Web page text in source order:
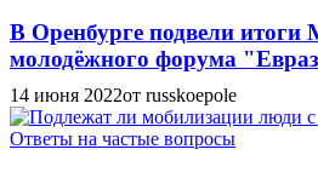
В Оренбурге подвели итоги
молодёжного форума
14 июня 2022от russkoepole